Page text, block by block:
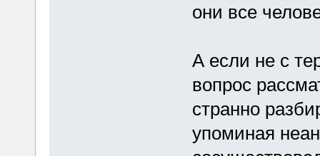
они все
А если не с
вопрос
странно
упоминая